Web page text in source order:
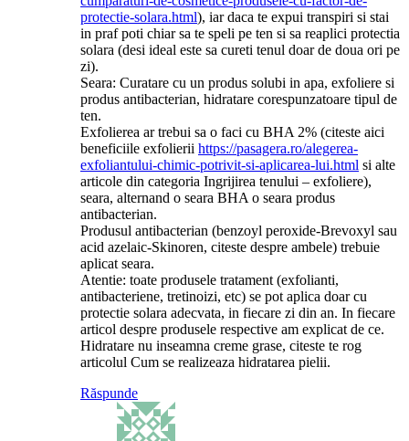
protectie-solara.html), iar daca te expui transpiri si stai
in praf poti chiar sa te speli pe ten si sa reaplici protectia
solara (desi ideal este sa cureti tenul doar de doua ori pe
zi).
Seara: Curatare cu un produs solubi in apa, exfoliere si
produs antibacterian, hidratare corespunzatoare tipul de
ten.
Exfolierea ar trebui sa o faci cu BHA 2% (citeste aici
beneficiile exfolierii https://pasagera.ro/alegerea-
exfoliantului-chimic-potrivit-si-aplicarea-lui.html si alte
articole din categoria Ingrijirea tenului – exfoliere),
seara, alternand o seara BHA o seara produs
antibacterian.
Produsul antibacterian (benzoyl peroxide-Brevoxyl sau
acid azelaic-Skinoren, citeste despre ambele) trebuie
aplicat seara.
Atentie: toate produsele tratament (exfolianti,
antibacteriene, tretinoizi, etc) se pot aplica doar cu
protectie solara adecvata, in fiecare zi din an. In fiecare
articol despre produsele respective am explicat de ce.
Hidratare nu inseamna creme grase, citeste te rog
articolul Cum se realizeaza hidratarea pielii.
Răspunde